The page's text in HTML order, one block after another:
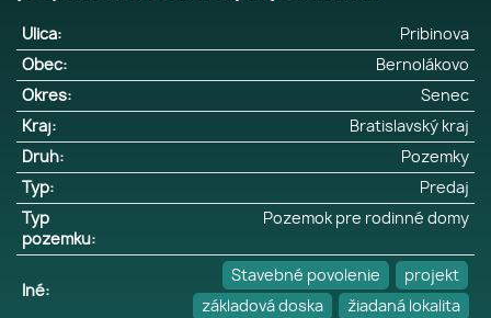
Ulica:
Pribinova
Obec:
Bernolákovo
Okres:
Senec
Kraj:
Bratislavský kraj
Druh:
Pozemky
Typ:
Predaj
Typ
pozemku:
Pozemok pre rodinné domy
Iné:
Stavebné povolenie
projekt
základová doska
žiadaná lokalita